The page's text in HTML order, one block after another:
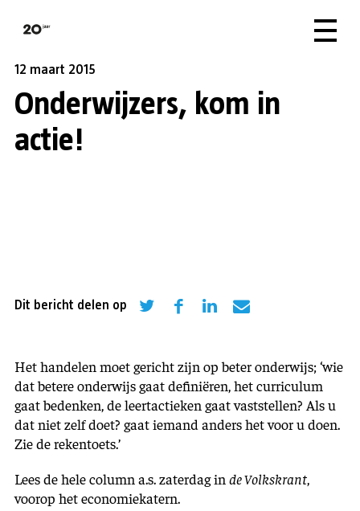
12 maart 2015
Onderwijzers, kom in
actie!
Dit bericht delen op
Het handelen moet gericht zijn op beter onderwijs; ‘wie
dat betere onderwijs gaat definiëren, het curriculum
gaat bedenken, de leertactieken gaat vaststellen? Als u
dat niet zelf doet? gaat iemand anders het voor u doen.
Zie de rekentoets.’
Lees de hele column a.s. zaterdag in de Volkskrant,
voorop het economiekatern.